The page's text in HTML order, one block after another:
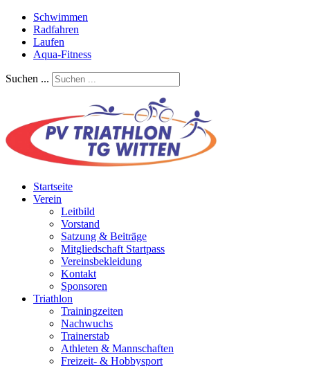
Schwimmen
Radfahren
Laufen
Aqua-Fitness
Suchen ...
Startseite
Verein
Leitbild
Vorstand
Satzung & Beiträge
Mitgliedschaft Startpass
Vereinsbekleidung
Kontakt
Sponsoren
Triathlon
Trainingzeiten
Nachwuchs
Trainerstab
Athleten & Mannschaften
Freizeit- & Hobbysport